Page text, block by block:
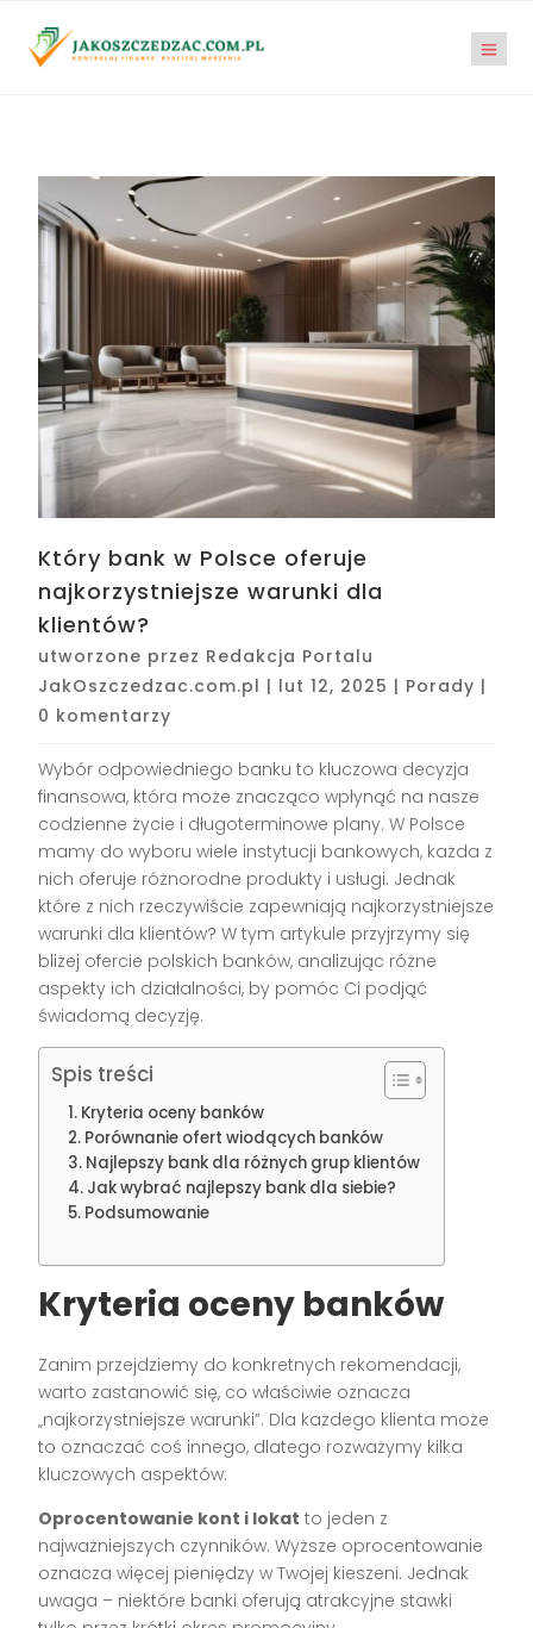
Który bank w Polsce oferuje
najkorzystniejsze warunki dla
klientów?
utworzone przez Redakcja Portalu
JakOszczedzac.com.pl | lut 12, 2025 | Porady |
0 komentarzy
Wybór odpowiedniego banku to kluczowa decyzja
finansowa, która może znacząco wpłynąć na nasze
codzienne życie i długoterminowe plany. W Polsce
mamy do wyboru wiele instytucji bankowych, każda z
nich oferuje różnorodne produkty i usługi. Jednak
które z nich rzeczywiście zapewniają najkorzystniejsze
warunki dla klientów? W tym artykule przyjrzymy się
bliżej ofercie polskich banków, analizując różne
aspekty ich działalności, by pomóc Ci podjąć
świadomą decyzję.
Spis treści
Kryteria oceny banków
Porównanie ofert wiodących banków
Najlepszy bank dla różnych grup klientów
Jak wybrać najlepszy bank dla siebie?
Podsumowanie
Kryteria oceny banków
Zanim przejdziemy do konkretnych rekomendacji,
warto zastanowić się, co właściwie oznacza
„najkorzystniejsze warunki”. Dla każdego klienta może
to oznaczać coś innego, dlatego rozważymy kilka
kluczowych aspektów:
Oprocentowanie kont i lokat to jeden z
najważniejszych czynników. Wyższe oprocentowanie
oznacza więcej pieniędzy w Twojej kieszeni. Jednak
uwaga – niektóre banki oferują atrakcyjne stawki